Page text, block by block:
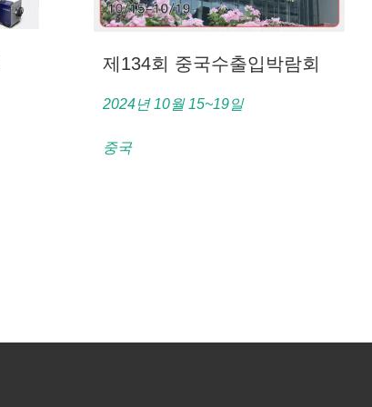
제134회 중국수출입박람회
2024년 10월 15~19일
중국